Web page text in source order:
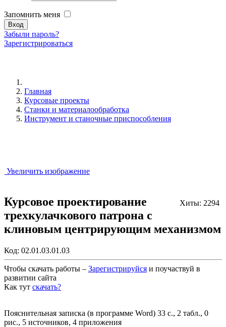
Запомнить меня
Забыли пароль?
Зарегистрироваться
Главная
Курсовые проекты
Станки и материалообработка
Инструмент и станочные приспособления
Увеличить изображение
Хиты: 2294
Курсовое проектирование
трехкулачкового патрона с
клиновым центрирующим механизмом
Код: 02.01.03.01.03
Чтобы скачать работы – Зарегистрируйся и поучаствуй в
развитии сайта
Как тут скачать?
Пояснительная записка (в программе Word) 33 с., 2 табл., 0
рис., 5 источников, 4 приложения